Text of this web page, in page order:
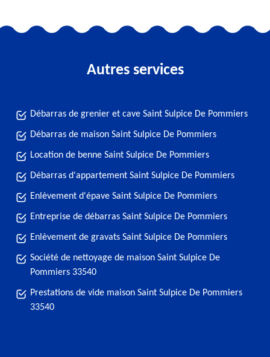
Autres services
Débarras de grenier et cave Saint Sulpice De Pommiers
Débarras de maison Saint Sulpice De Pommiers
Location de benne Saint Sulpice De Pommiers
Débarras d'appartement Saint Sulpice De Pommiers
Enlèvement d'épave Saint Sulpice De Pommiers
Entreprise de débarras Saint Sulpice De Pommiers
Enlèvement de gravats Saint Sulpice De Pommiers
Société de nettoyage de maison Saint Sulpice De
Pommiers 33540
Prestations de vide maison Saint Sulpice De Pommiers
33540